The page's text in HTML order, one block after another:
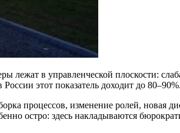
в управленческой плоскости:
этот показатель доходит до 80–90%.
процессов, изменение ролей, новая
остро: здесь накладываются